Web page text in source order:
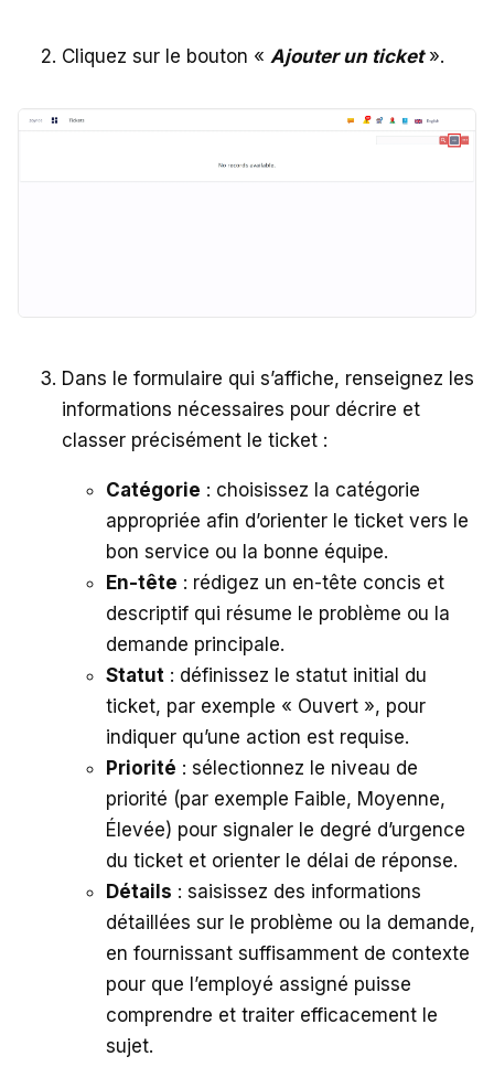
Cliquez sur le bouton « Ajouter un ticket».
Dans le formulaire qui s’affiche, renseignez les
informations nécessaires pour décrire et
classer précisément le ticket :
Catégorie : choisissez la catégorie
appropriée afin d’orienter le ticket vers le
bon service ou la bonne équipe.
En-tête : rédigez un en-tête concis et
descriptif qui résume le problème ou la
demande principale.
Statut : définissez le statut initial du
ticket, par exemple « Ouvert », pour
indiquer qu’une action est requise.
Priorité : sélectionnez le niveau de
priorité (par exemple Faible, Moyenne,
Élevée) pour signaler le degré d’urgence
du ticket et orienter le délai de réponse.
Détails : saisissez des informations
détaillées sur le problème ou la demande,
en fournissant suffisamment de contexte
pour que l’employé assigné puisse
comprendre et traiter efficacement le
sujet.